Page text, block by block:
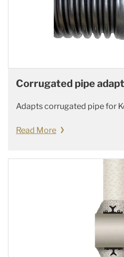
Corrugated pipe
Adapts corrugated pipe for
Read More